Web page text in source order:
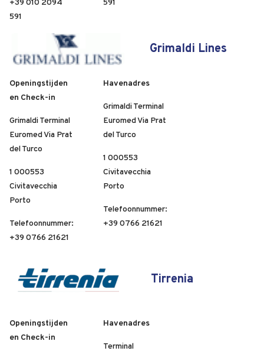
+39 010 2094
591
591
Grimaldi Lines
Openingstijden
en Check-in
Grimaldi Terminal
Euromed Via Prat
del Turco
1 000553
Civitavecchia
Porto
Telefoonnummer:
+39 0766 21621
Havenadres
Grimaldi Terminal
Euromed Via Prat
del Turco
1 000553
Civitavecchia
Porto
Telefoonnummer:
+39 0766 21621
Tirrenia
Openingstijden
en Check-in
Havenadres
Terminal